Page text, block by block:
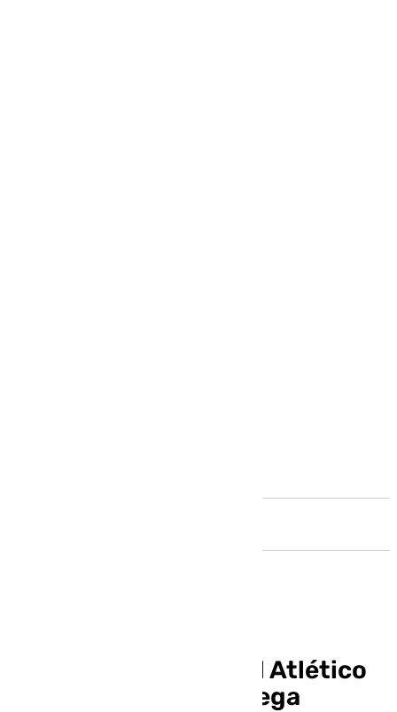
Horario y dónde ver el Atlético
Malagueño-Huétor Vega